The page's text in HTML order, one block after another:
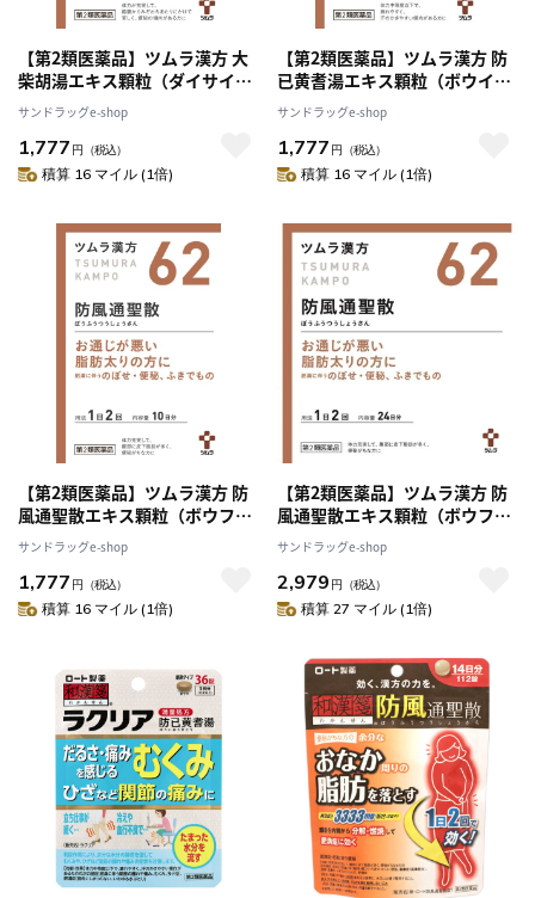
【第2類医薬品】ツムラ漢方 大
柴胡湯エキス顆粒（ダイサイコ
トウ） 20包
サンドラッグe-shop
1,777 円 （税込）
積算 16 マイル (1倍)
【第2類医薬品】ツムラ漢方 防
已黄耆湯エキス顆粒（ボウイオ
ウギトウ） 20包
サンドラッグe-shop
1,777 円 （税込）
積算 16 マイル (1倍)
【第2類医薬品】ツムラ漢方 防
風通聖散エキス顆粒（ボウフウ
ツウショウサン） 20包 【セル
フメディケーション税制対象】
サンドラッグe-shop
1,777 円 （税込）
積算 16 マイル (1倍)
【第2類医薬品】ツムラ漢方 防
風通聖散エキス顆粒（ボウフウ
ツウショウサン） 48包 【セル
フメディケーション税制対象】
サンドラッグe-shop
2,979 円 （税込）
積算 27 マイル (1倍)